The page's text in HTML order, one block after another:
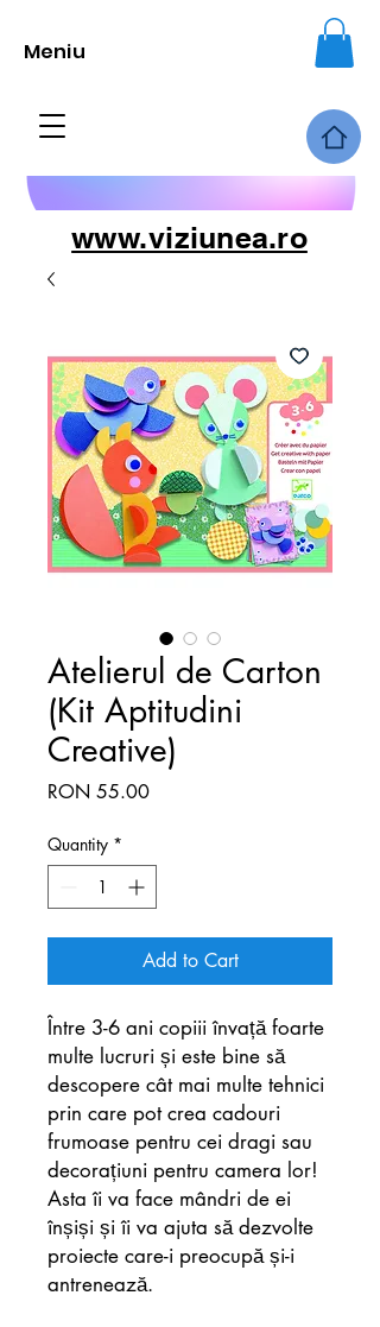
Meniu
www.viziunea.ro
Atelierul de Carton
(Kit Aptitudini
Creative)
RON 55.00Price
Quantity *
Add to Cart
Între 3-6 ani copiii învață foarte
multe lucruri și este bine să
descopere cât mai multe tehnici
prin care pot crea cadouri
frumoase pentru cei dragi sau
decorațiuni pentru camera lor!
Asta îi va face mândri de ei
înșiși și îi va ajuta să dezvolte
proiecte care-i preocupă și-i
antrenează.